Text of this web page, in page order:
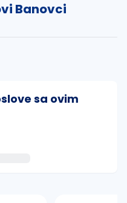
Banovci
sa ovim